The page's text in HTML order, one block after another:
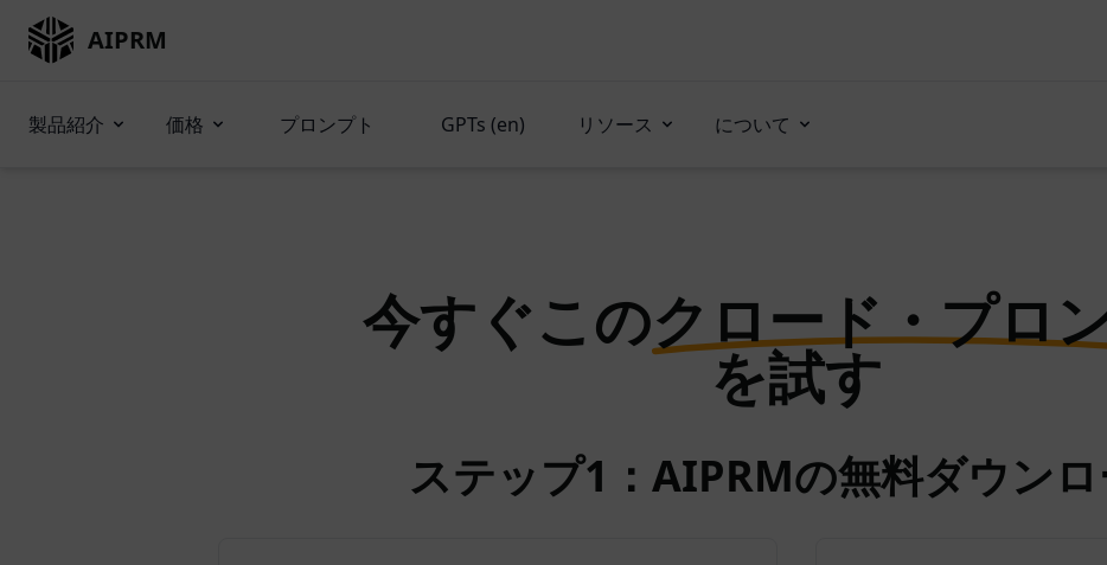
AIPRM
製品紹介 価格 プロンプト GPTs (en) リソース について
今すぐこのクロード・プロ
を試す
ステップ1：AIPRMの無料ダウンロ